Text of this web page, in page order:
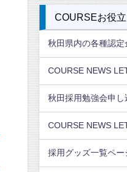
COURSEお役
秋田県内の各種認定
COURSE NEWS
秋田採用勉強会申し
COURSE NEWS
採用グッズ一覧ペー